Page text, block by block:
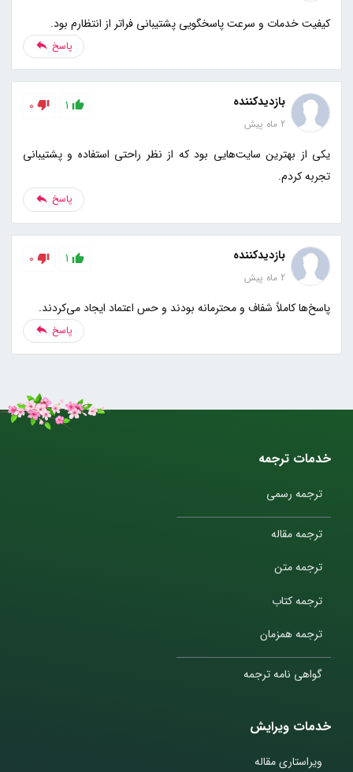
کیفیت خدمات و سرعت پاسخگویی پشتیبانی فراتر از انتظارم بود.
پاسخ
بازدیدکننده
2 ماه پیش
1
0
یکی از بهترین سایت‌هایی بود که از نظر راحتی استفاده و پشتیبانی
تجربه کردم.
پاسخ
بازدیدکننده
2 ماه پیش
1
0
پاسخ‌ها کاملاً شفاف و محترمانه بودند و حس اعتماد ایجاد می‌کردند.
پاسخ
خدمات ترجمه
ترجمه رسمی
ترجمه مقاله
ترجمه متن
ترجمه کتاب
ترجمه همزمان
گواهی نامه ترجمه
خدمات ویرایش
ویراستاری مقاله